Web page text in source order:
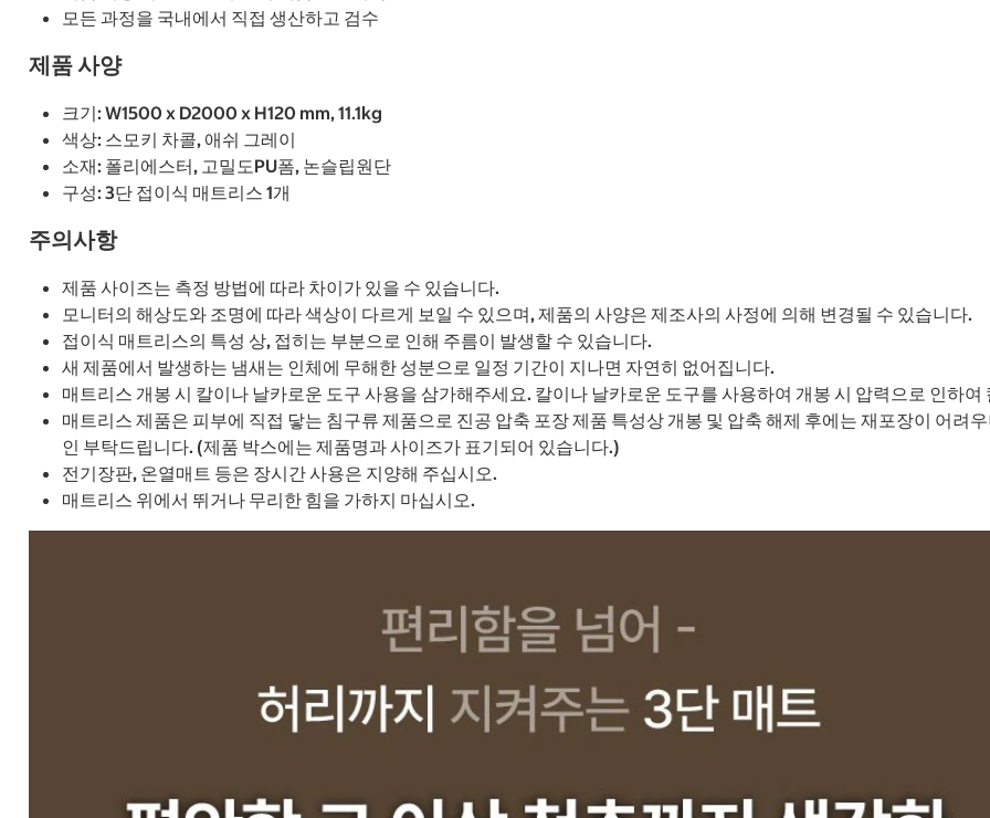
모든 과정을 국내에서 직접 생산하고 검수
제품 사양
크기: W1500 x D2000 x H120 mm, 11.1kg
색상: 스모키 차콜, 애쉬 그레이
소재: 폴리에스터, 고밀도PU폼, 논슬립원단
구성: 3단 접이식 매트리스 1개
주의사항
제품 사이즈는 측정 방법에 따라 차이가 있을 수 있습니다.
모니터의 해상도와 조명에 따라 색상이 다르게 보일 수 있으며, 제품의 사양은 제조사의 사정에 의해 변경될 수 있습니다.
접이식 매트리스의 특성 상, 접히는 부분으로 인해 주름이 발생할 수 있습니다.
새 제품에서 발생하는 냄새는 인체에 무해한 성분으로 일정 기간이 지나면 자연히 없어집니다.
매트리스 개봉 시 칼이나 날카로운 도구 사용을 삼가해주세요. 칼이나 날카로운 도구를 사용하여 개봉 시 압력으로 인하
매트리스 제품은 피부에 직접 닿는 침구류 제품으로 진공 압축 포장 제품 특성상 개봉 및 압축 해제 후에는 재포장이 어려
인 부탁드립니다. (제품 박스에는 제품명과 사이즈가 표기되어 있습니다.)
전기장판, 온열매트 등은 장시간 사용은 지양해 주십시오.
매트리스 위에서 뛰거나 무리한 힘을 가하지 마십시오.